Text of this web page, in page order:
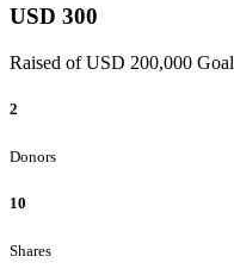
USD 300
Raised of USD 200,000 Goal
2
Donors
10
Shares